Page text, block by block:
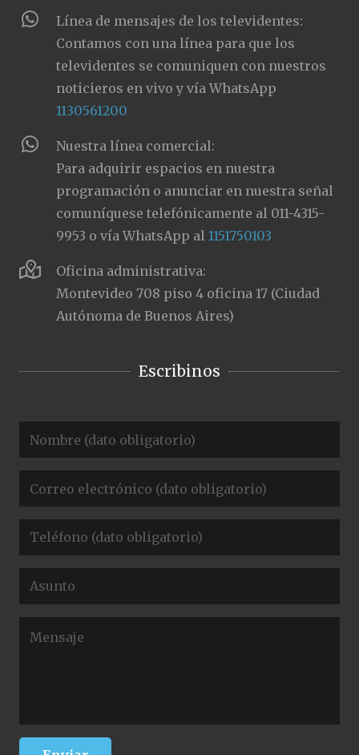
Línea de mensajes de los televidentes:
Contamos con una línea para que los
televidentes se comuniquen con nuestros
noticieros en vivo y vía WhatsApp
1130561200
Nuestra línea comercial:
Para adquirir espacios en nuestra
programación o anunciar en nuestra señal
comuníquese telefónicamente al 011-4315-
9953 o vía WhatsApp al1151750103
Oficina administrativa:
Montevideo 708 piso 4 oficina 17 (Ciudad
Autónoma de Buenos Aires)
Escribinos